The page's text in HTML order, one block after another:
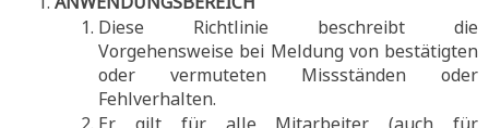
Diese Richtlinie beschreibt die
Vorgehensweise bei Meldung von bestätigten
oder vermuteten Missständen oder
Fehlverhalten.